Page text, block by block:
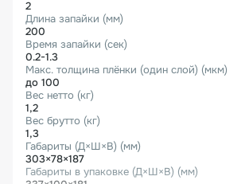
2
Длина запайки (мм)
200
Время запайки (сек)
0.2-1.3
Макс. толщина плёнки (один слой) (мкм)
до 100
Вес нетто (кг)
1,2
Вес брутто (кг)
1,3
Габариты (Д×Ш×В) (мм)
303×78×187
Габариты в упаковке (Д×Ш×В) (мм)